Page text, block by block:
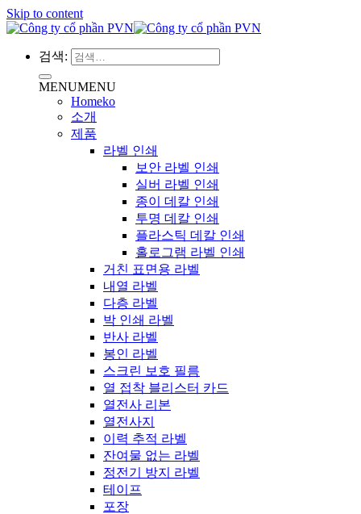
Skip to content
검색:
MENUMENU
Homeko
소개
제품
라벨 인쇄
보안 라벨 인쇄
실버 라벨 인쇄
종이 데칼 인쇄
투명 데칼 인쇄
플라스틱 데칼 인쇄
홀로그램 라벨 인쇄
거친 표면용 라벨
내열 라벨
다층 라벨
박 인쇄 라벨
반사 라벨
봉인 라벨
스크린 보호 필름
열 접착 블리스터 카드
열전사 리본
열전사지
이력 추적 라벨
잔여물 없는 라벨
정전기 방지 라벨
테이프
포장